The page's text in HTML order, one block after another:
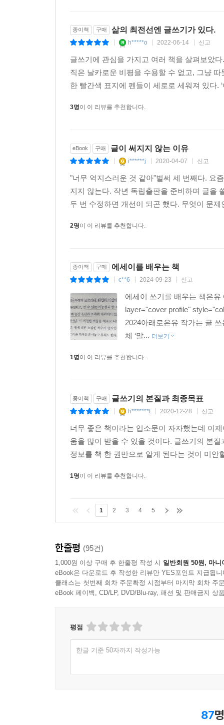
4. 나의 언어로 타인의 삶을 번역하는 ‘르포와 인터
자기 탐구와 자기 정리가 어느 정도 이뤄지고 나
대한 이해를 돕는 가장 좋은 공부로 ‘르포와 인터
인터뷰의 경우, 가장 중요한 일은 인터뷰이 정하
인터뷰이가 누구냐에 따라 준비를 달리해야 한
준비에 대한 친절한 안내를 아끼지 않는다. 예를
그럴 때만이 험난한 한국 현대사를 통과한 ‘삶의
있다.
종이책 구매 삶의 최전선엔 글쓰기가 있다.
h*****o 2022-06-14 신고
글쓰기에 관심을 가지고 여러 책을 살펴보았
직은 날카로운 비평을 수용할 수 없고, 그냥
한 빨간색 표지에 펜들이 세로로 세워져 있다.
3명이 이 리뷰를 추천합니다.
eBook 구매 글이 써지지 않는 이유
i******j 2020-04-07 신고
"너무 억지스러운 것 같아"벌써 세 번째다. 요
지지 않는다. 작년 독립출판을 준비하며 글을
두 번 수정하면 개선이 되곤 했다. 무엇이 문
2명이 이 리뷰를 추천합니다.
종이책 구매 에세이를 배우는 책
c**6 2024-09-23 신고
에세이 쓰기를 배우는 책은
layer="cover profile"
2024아래로은유 작가는 글
체 ‘말... 더보기
1명이 이 리뷰를 추천합니다.
종이책 구매 글쓰기의 본질과 최종목표
h*******t 2020-12-28 신고
너무 좋은 책이라는 입소문이 자자했는데 이
움을 많이 받을 수 있을 것이다. 글쓰기의 본
정보를 책 한 권만으로 알게 된다는 것이 미
1명이 이 리뷰를 추천합니다.
1 2 3 4 5
한줄평 (95건)
1,000원 이상 구매 후 한줄평 작성 시 일반회원 50원, 마니
eBook은 다운로드 후 작성한 리뷰만 YES포인트 지급됩니
클래스는 첫번째 회차 주문확정 시점부터 마지막 회차 주
eBook 페이백, CD/LP, DVD/Blu-ray, 패션 및 판매금지 상
평점
한글 기준 50자까지 작성가능
87